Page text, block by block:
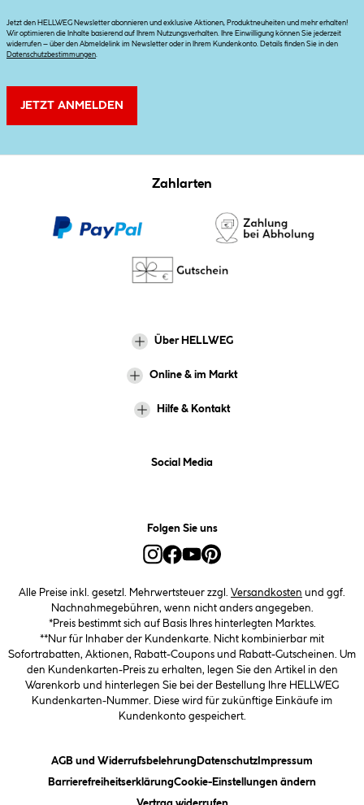
Jetzt den HELLWEG Newsletter abonnieren und exklusive Aktionen, Produktneuheiten und mehr erhalten!
Wir optimieren die Inhalte basierend auf Ihrem Nutzungsverhalten. Ihre Einwilligung können Sie jederzeit
widerrufen – über den Abmeldelink im Newsletter oder in Ihrem Kundenkonto. Details finden Sie in den
Datenschutzbestimmungen
JETZT ANMELDEN
Zahlarten
Über HELLWEG
Online & im Markt
Hilfe & Kontakt
Social Media
Folgen Sie uns
Alle Preise inkl. gesetzl. Mehrwertsteuer zzgl. Versandkosten und ggf.
Nachnahmegebühren, wenn nicht anders angegeben.
*Preis bestimmt sich auf Basis Ihres hinterlegten Marktes.
**Nur für Inhaber der Kundenkarte. Nicht kombinierbar mit
Sofortrabatten, Aktionen, Rabatt-Coupons und Rabatt-Gutscheinen. Um
den Kundenkarten-Preis zu erhalten, legen Sie den Artikel in den
Warenkorb und hinterlegen Sie bei der Bestellung Ihre HELLWEG
Kundenkarten-Nummer. Diese wird für zukünftige Einkäufe im
Kundenkonto gespeichert.
AGB und Widerrufsbelehrung (öffnet ein Dialogfeld)
Datenschutz(öffnet ein Dialogfeld)
Impressum
Barrierefreiheitserklärung(öffnet ein Dialogfeld)
Cookie-Einstellungen ändern(öffnet